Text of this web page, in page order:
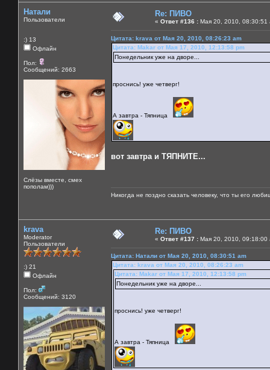
Натали
Пользователи
:) 13
Офлайн
Пол:
Сообщений: 2663
Слёзы вместе, смех
пополам)))
Re: ПИВО
« Ответ #136 : Мая 20, 2010, 08:30:51
Цитата: krava от Мая 20, 2010, 08:26:23 am
Цитата: Makar от Мая 17, 2010, 12:13:58 pm
Понедельник уже на дворе...
проснись! уже четверг!
А завтра - Тяпница
вот завтра и ТЯПНИТЕ...
Никогда не поздно сказать человеку, что ты его
krava
Moderator
Пользователи
:) 21
Офлайн
Пол:
Сообщений: 3120
Re: ПИВО
« Ответ #137 : Мая 20, 2010, 09:18:00
Цитата: Натали от Мая 20, 2010, 08:30:51 am
Цитата: krava от Мая 20, 2010, 08:26:23 am
Цитата: Makar от Мая 17, 2010, 12:13:58 pm
Понедельник уже на дворе...
проснись! уже четверг!
А завтра - Тяпница